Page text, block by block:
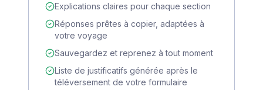
Explications claires pour chaque section
Réponses prêtes à copier, adaptées à
votre voyage
Sauvegardez et reprenez à tout moment
Liste de justificatifs générée après le
téléversement de votre formulaire